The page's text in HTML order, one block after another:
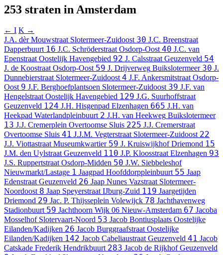
253 straten in Amsterdam
← I K →
J.A. dèr Mouwstraat Slotermeer-Zuidoost 30 J.C. Breenstraat
Dapperbuurt 16 J.C. Schröderstraat Osdorp-Oost 40 J.C. van
Epenstraat Oostelijk Havengebied 92 J. Calsstraat Geuzenveld 54
J. de Koostraat Osdorp-Oost 59 J. Drijverweg Buikslotermeer 30 J.
Dunnebierstraat Slotermeer-Zuidoost 4 J.F. Ankersmitstraat Osdorp-
Oost 9 J.F. Berghoefplantsoen Slotermeer-Zuidoost 39 J.F. van
Hengelstraat Oostelijk Havengebied 129 J.G. Suurhoffstraat
Geuzenveld 124 J.H. Hisgenpad Elzenhagen 665 J.H. van
Heekpad Waterlandpleinbuurt 2 J.H. van Heekweg Buikslotermeer
13 J.J. Cremerplein Overtoomse Sluis 225 J.J. Cremerstraat
Overtoomse Sluis 41 J.J.M. Vegterstraat Slotermeer-Zuidoost 22
J.J. Viottastraat Museumkwartier 59 J. Kruiswijkhof Driemond 15
J.M. den Uylstraat Geuzenveld 110 J.P. Kloosstraat Elzenhagen 93
J.S. Ruppertstraat Osdorp-Midden 50 J.W. Siebbeleshof
Nieuwmarkt/Lastage 1 Jaagpad Hoofddorppleinbuurt 55 Jaap
Edenstraat Geuzenveld 26 Jaap Nunes Vazstraat Slotermeer-
Noordoost 8 Jaap Speyerstraat IJburg-Zuid 119 Jaargetijden
Driemond 29 Jac. P. Thijsseplein Volewijck 78 Jachthavenweg
Stadionbuurt 59 Jachthoorn Wijk 06 Nieuw-Amsterdam 67 Jacoba
Mosselhof Slotervaart-Noord 53 Jacob Bontiusplaats Oostelijke
Eilanden/Kadijken 26 Jacob Burggraafstraat Oostelijke
Eilanden/Kadijken 142 Jacob Cabeliaustraat Geuzenveld 41 Jacob
Catskade Frederik Hendrikbuurt 283 Jacob de Rijkhof Geuzenveld